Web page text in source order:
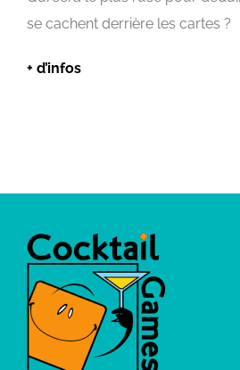
se cachent derrière les cartes ?
+ d’infos